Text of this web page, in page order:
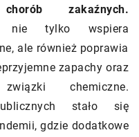
zakaźnych.
nie tylko wspiera
ale również poprawia
zapachy oraz
chemiczne.
stało się
gdzie dodatkowe